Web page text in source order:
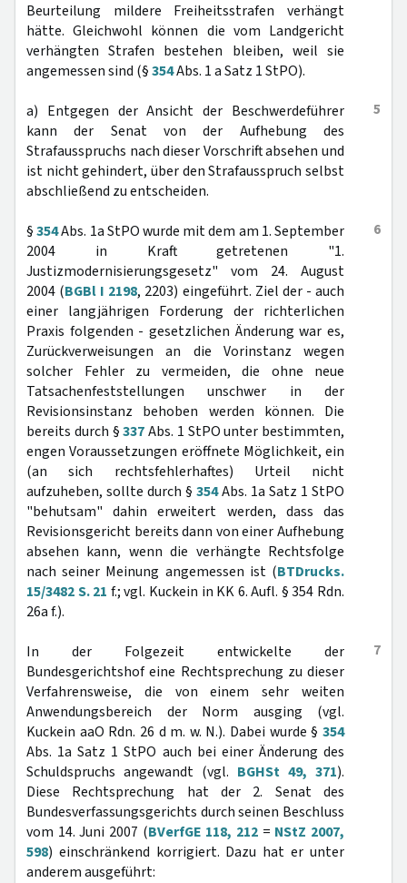
Beurteilung mildere Freiheitsstrafen verhängt
hätte. Gleichwohl können die vom Landgericht
verhängten Strafen bestehen bleiben, weil sie
angemessen sind (§354Abs. 1 a Satz 1 StPO).
5
a) Entgegen der Ansicht der Beschwerdeführer
kann der Senat von der Aufhebung des
Strafausspruchs nach dieser Vorschrift absehen und
ist nicht gehindert, über den Strafausspruch selbst
abschließend zu entscheiden.
6
§354Abs. 1a StPO wurde mit dem am 1. September
2004 in Kraft getretenen "1.
Justizmodernisierungsgesetz" vom 24. August
2004 (BGBl I 2198, 2203) eingeführt. Ziel der - auch
einer langjährigen Forderung der richterlichen
Praxis folgenden - gesetzlichen Änderung war es,
Zurückverweisungen an die Vorinstanz wegen
solcher Fehler zu vermeiden, die ohne neue
Tatsachenfeststellungen unschwer in der
Revisionsinstanz behoben werden können. Die
bereits durch §337Abs. 1 StPO unter bestimmten,
engen Voraussetzungen eröffnete Möglichkeit, ein
(an sich rechtsfehlerhaftes) Urteil nicht
aufzuheben, sollte durch § 354Abs. 1a Satz 1 StPO
"behutsam" dahin erweitert werden, dass das
Revisionsgericht bereits dann von einer Aufhebung
absehen kann, wenn die verhängte Rechtsfolge
nach seiner Meinung angemessen ist (BTDrucks.
15/3482 S. 21 f.; vgl. Kuckein in KK 6. Aufl. § 354 Rdn.
26a f.).
7
In der Folgezeit entwickelte der
Bundesgerichtshof eine Rechtsprechung zu dieser
Verfahrensweise, die von einem sehr weiten
Anwendungsbereich der Norm ausging (vgl.
Kuckein aaO Rdn. 26 d m. w. N.). Dabei wurde § 354
Abs. 1a Satz 1 StPO auch bei einer Änderung des
Schuldspruchs angewandt (vgl. BGHSt 49, 371).
Diese Rechtsprechung hat der 2. Senat des
Bundesverfassungsgerichts durch seinen Beschluss
vom 14. Juni 2007 (BVerfGE 118, 212 = NStZ 2007,
598) einschränkend korrigiert. Dazu hat er unter
anderem ausgeführt: